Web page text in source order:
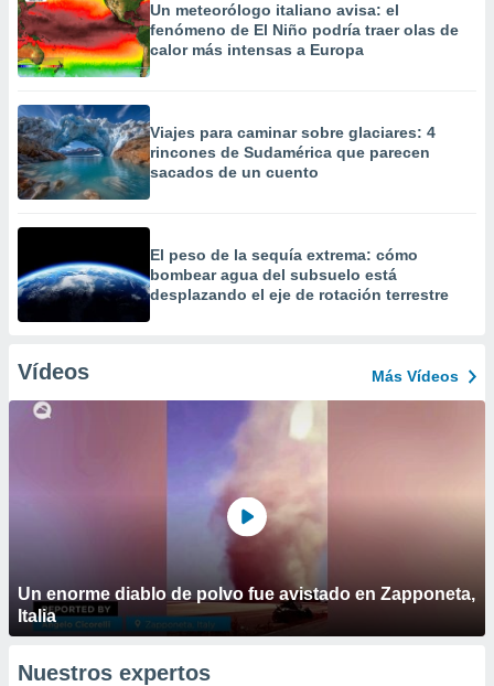
Un meteorólogo italiano avisa: el
fenómeno de El Niño podría traer olas de
calor más intensas a Europa
Viajes para caminar sobre glaciares: 4
rincones de Sudamérica que parecen
sacados de un cuento
El peso de la sequía extrema: cómo
bombear agua del subsuelo está
desplazando el eje de rotación terrestre
Vídeos Más Vídeos
Un enorme diablo de polvo fue avistado en Zapponeta,
Italia
Nuestros expertos